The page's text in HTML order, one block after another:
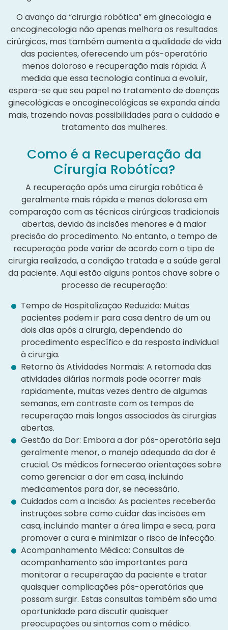
O avanço da “cirurgia robótica” em ginecologia e
oncoginecologia não apenas melhora os resultados
cirúrgicos, mas também aumenta a qualidade de vida
das pacientes, oferecendo um pós-operatório
menos doloroso e recuperação mais rápida. À
medida que essa tecnologia continua a evoluir,
espera-se que seu papel no tratamento de doenças
ginecológicas e oncoginecológicas se expanda ainda
mais, trazendo novas possibilidades para o cuidado e
tratamento das mulheres.
Como é a Recuperação da
Cirurgia Robótica?
A recuperação após uma cirurgia robótica é
geralmente mais rápida e menos dolorosa em
comparação com as técnicas cirúrgicas tradicionais
abertas, devido às incisões menores e à maior
precisão do procedimento. No entanto, o tempo de
recuperação pode variar de acordo com o tipo de
cirurgia realizada, a condição tratada e a saúde geral
da paciente. Aqui estão alguns pontos chave sobre o
processo de recuperação:
Tempo de Hospitalização Reduzido: Muitas
pacientes podem ir para casa dentro de um ou
dois dias após a cirurgia, dependendo do
procedimento específico e da resposta individual
à cirurgia.
Retorno às Atividades Normais: A retomada das
atividades diárias normais pode ocorrer mais
rapidamente, muitas vezes dentro de algumas
semanas, em contraste com os tempos de
recuperação mais longos associados às cirurgias
abertas.
Gestão da Dor: Embora a dor pós-operatória seja
geralmente menor, o manejo adequado da dor é
crucial. Os médicos fornecerão orientações sobre
como gerenciar a dor em casa, incluindo
medicamentos para dor, se necessário.
Cuidados com a Incisão: As pacientes receberão
instruções sobre como cuidar das incisões em
casa, incluindo manter a área limpa e seca, para
promover a cura e minimizar o risco de infecção.
Acompanhamento Médico: Consultas de
acompanhamento são importantes para
monitorar a recuperação da paciente e tratar
quaisquer complicações pós-operatórias que
possam surgir. Estas consultas também são uma
oportunidade para discutir quaisquer
preocupações ou sintomas com o médico.